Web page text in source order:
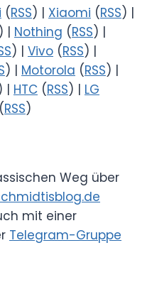
(RSS) | Xiaomi (RSS) |
) | Nothing (RSS) |
) | Vivo (RSS) |
) | Motorola (RSS) |
) | HTC (RSS) | LG
(RSS)
Weg über
mit einer
Telegram-Gruppe